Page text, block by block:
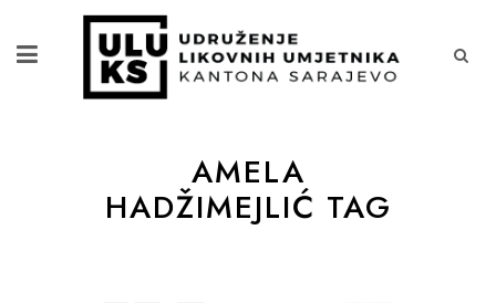
AMELA
HADŽIMEJLIĆ TAG